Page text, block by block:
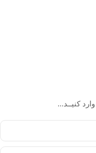
کنیــد...